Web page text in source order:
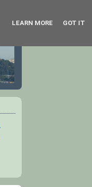
LEARN MORE GOT IT